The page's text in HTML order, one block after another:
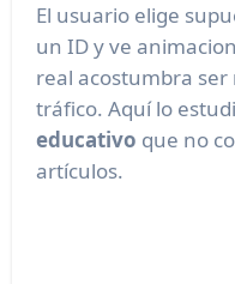
El usuario elige
un ID y ve
real acostumbra
tráfico. Aquí lo
educativo que no
artículos.